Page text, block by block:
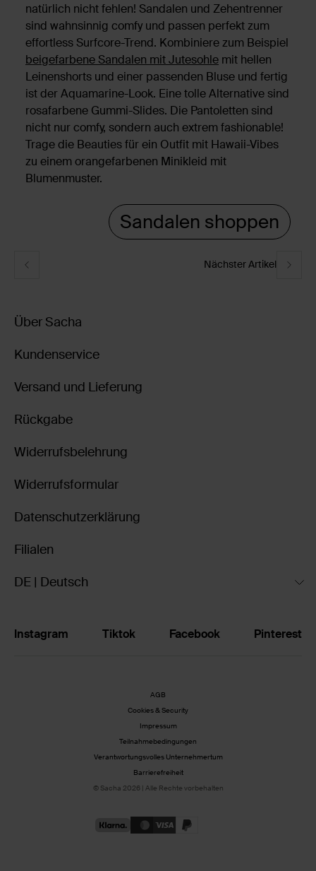
natürlich nicht fehlen! Sandalen und Zehentrenner
sind wahnsinnig comfy und passen perfekt zum
effortless Surfcore-Trend. Kombiniere zum Beispiel
beigefarbene Sandalen mit Jutesohle mit hellen
Leinenshorts und einer passenden Bluse und fertig
ist der Aquamarine-Look. Eine tolle Alternative sind
rosafarbene Gummi-Slides. Die Pantoletten sind
nicht nur comfy, sondern auch extrem fashionable!
Trage die Beauties für ein Outfit mit Hawaii-Vibes
zu einem orangefarbenen Minikleid mit
Blumenmuster.
Sandalen shoppen
Nächster Artikel
Über Sacha
Kundenservice
Versand und Lieferung
Rückgabe
Widerrufsbelehrung
Widerrufsformular
Datenschutzerklärung
Filialen
DE | Deutsch
Instagram Tiktok Facebook Pinterest
AGB
Cookies & Security
Impressum
Teilnahmebedingungen
Verantwortungsvolles Unternehmertum
Barrierefreiheit
© Sacha 2026 | Alle Rechte vorbehalten